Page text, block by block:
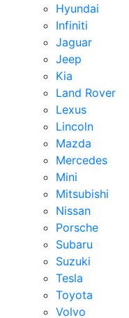
Hyundai
Infiniti
Jaguar
Jeep
Kia
Land Rover
Lexus
Lincoln
Mazda
Mercedes
Mini
Mitsubishi
Nissan
Porsche
Subaru
Suzuki
Tesla
Toyota
Volvo